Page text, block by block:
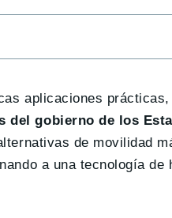
aplicaciones prácticas,
del gobierno de los
de movilidad
a una tecnología